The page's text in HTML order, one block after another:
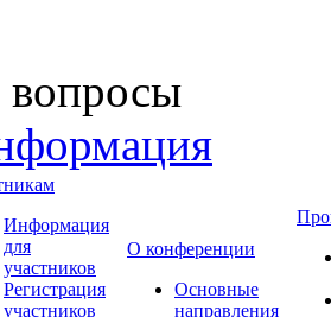
вопросы
Информация
для
участников
Регистрация
участников
О конференции
Основные
направления